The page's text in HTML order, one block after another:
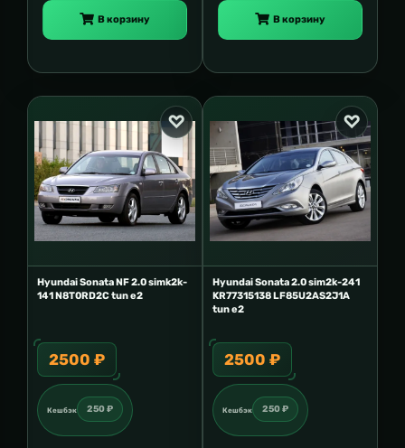
В корзину В корзину
Hyundai Sonata NF 2.0 simk2k-
141 N8T0RD2C tun e2
2500 ₽
Кешбэк 250 ₽
Hyundai Sonata 2.0 sim2k-241
KR77315138 LF85U2AS2J1A
tun e2
2500 ₽
Кешбэк 250 ₽